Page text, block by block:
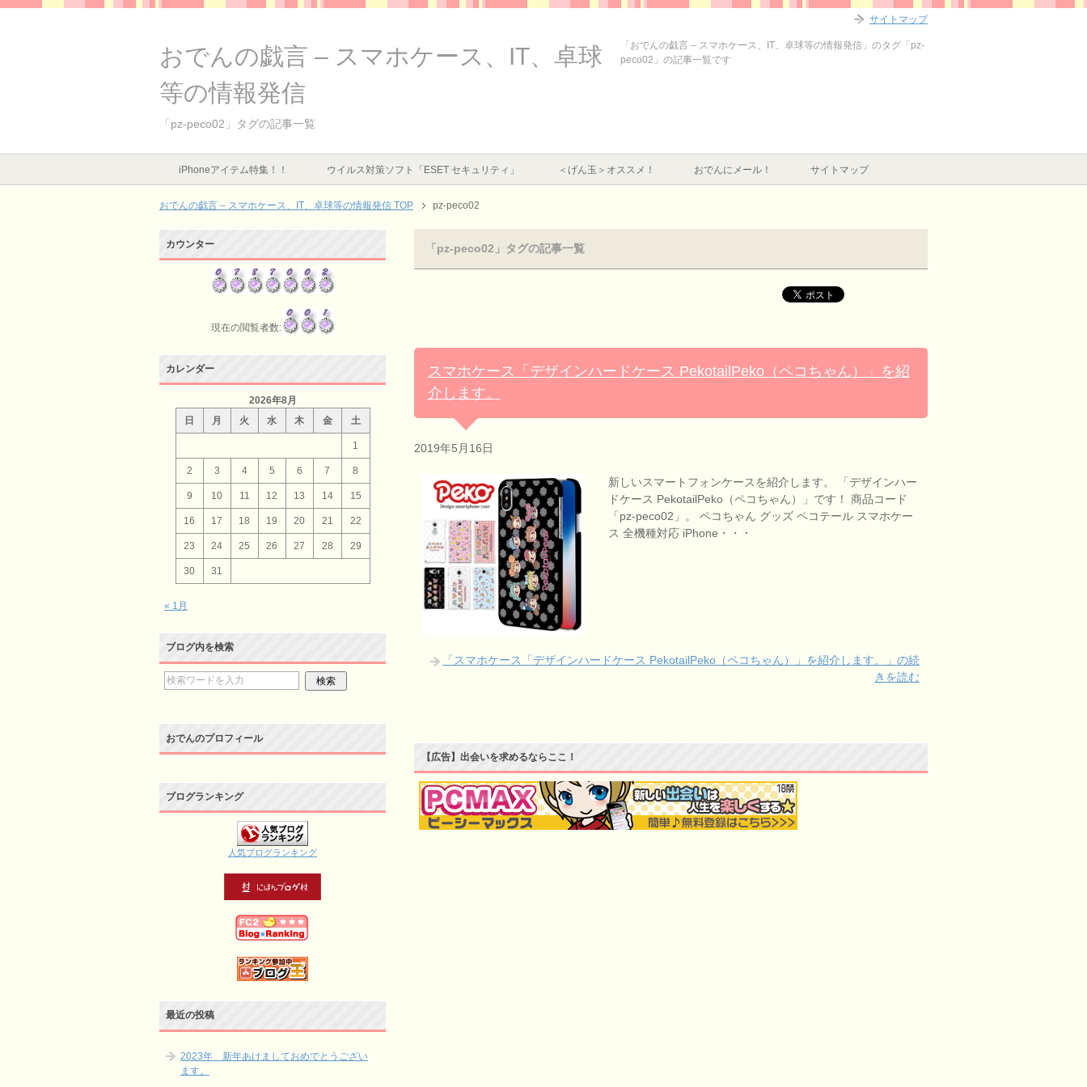
おでんの戯言 – スマホケース、IT、卓球
等の情報発信
「pz-peco02」タグの記事一覧
「おでんの戯言 – スマホケース、IT、卓球等の情報発信」のタグ「pz-
peco02」の記事一覧です
iPhoneアイテム特集！！ ウイルス対策ソフト「ESET セキュリティ」 ＜げん玉＞オススメ！ おでんにメール！ サイトマップ
おでんの戯言 – スマホケース、IT、卓球等の情報発信 TOP pz-peco02
「pz-peco02」タグの記事一覧
スマホケース「デザインハードケース PekotailPeko（ペコちゃん）」を紹
介します。
2019年5月16日
新しいスマートフォンケースを紹介します。 「デザインハー
ドケース PekotailPeko（ペコちゃん）」です！ 商品コード
「pz-peco02」。 ペコちゃん グッズ ペコテール スマホケー
ス 全機種対応 iPhone・・・
「スマホケース「デザインハードケース PekotailPeko（ペコちゃん）」を紹介します。」の続
きを読む
【広告】出会いを求めるならここ！
カウンター
現在の閲覧者数:
カレンダー
2026年8月
日
月 火 水 木 金 土
1
2 3 4 5 6 7 8
9 10 11 12 13 14 15
16 17 18 19 20 21 22
23 24 25 26 27 28 29
30 31
« 1月
ブログ内を検索
おでんのプロフィール
ブログランキング
人気ブログランキング
最近の投稿
2023年 新年あけましておめでとうござい
ます。
サイトマップ